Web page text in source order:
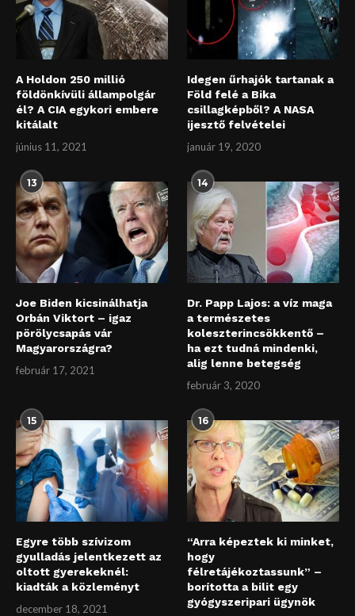
A Holdon 250 millió
földönkívüli állampolgár
él? A CIA egykori embere
kitálalt
június 11, 2021
Idegen űrhajók tartanak a
Föld felé a Bika
csillagképből? A NASA
ijesztő felvételei
január 19, 2020
13
Joe Biden kicsinálhatja
Orbán Viktort – igaz
pörölycsapás vár
Magyarországra?
február 17, 2021
14
Dr. Papp Lajos: a víz maga
a természetes
koleszterincsökkentő –
ha ezt tudná mindenki,
alig lenne betegség
február 3, 2020
15
Egyre több szívizom
gyulladás jelentkezett az
oltott gyerekeknél:
kiadták a közleményt
december 18, 2021
16
“Arra képeztek ki minket,
hogy
félretájékoztassunk” –
borította a bilit egy
gyógyszeripari ügynök